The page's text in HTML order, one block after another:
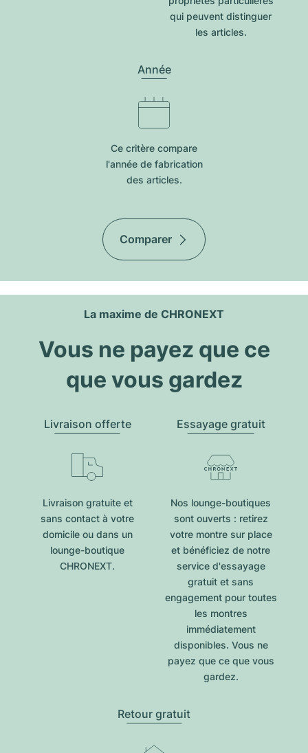
qui peuvent distinguer
les articles.
Année
Ce critère compare
l'année de fabrication
des articles.
Comparer
La maxime de CHRONEXT
Vous ne payez que ce
que vous gardez
Livraison offerte
Livraison gratuite et
sans contact à votre
domicile ou dans un
lounge-boutique
CHRONEXT.
Essayage gratuit
Nos lounge-boutiques
sont ouverts : retirez
votre montre sur place
et bénéficiez de notre
service d'essayage
gratuit et sans
engagement pour toutes
les montres
immédiatement
disponibles. Vous ne
payez que ce que vous
gardez.
Retour gratuit